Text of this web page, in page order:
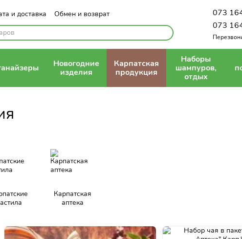
и доставка
Обмен и возврат
информация
Политика конфиденциальности
оферта
073
073
Новогодние
изделия
Карпатская
продукция
Наборы
шампуров,
отдых
Карпатская
аптека